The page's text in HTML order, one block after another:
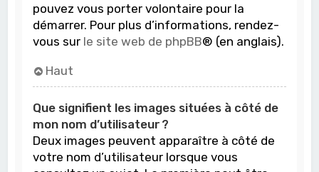
pouvez vous porter volontaire pour la
démarrer. Pour plus d’informations, rendez-
vous sur le site web de phpBB® (en anglais).
Haut
Que signifient les images situées à côté de
mon nom d’utilisateur ?
Deux images peuvent apparaître à côté de
votre nom d’utilisateur lorsque vous